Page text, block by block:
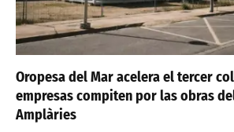
Oropesa del Mar acelera el tercer
empresas compiten por las obras del
Amplàries